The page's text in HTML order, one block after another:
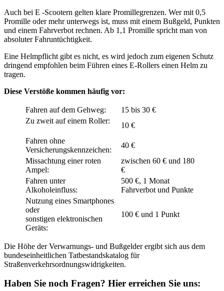
Auch bei E -Scootern gelten klare Promillegrenzen. Wer mit 0,5
Promille oder mehr unterwegs ist, muss mit einem Bußgeld, Punkten
und einem Fahrverbot rechnen. Ab 1,1 Promille spricht man von
absoluter Fahruntüchtigkeit.
Eine Helmpflicht gibt es nicht, es wird jedoch zum eigenen Schutz
dringend empfohlen beim Führen eines E-Rollers einen Helm zu
tragen.
Diese Verstöße kommen häufig vor:
Fahren auf dem Gehweg:
15 bis 30 €
Zu zweit auf einem Roller:
10 €
Fahren ohne
Versicherungskennzeichen:
40 €
Missachtung einer roten
Ampel:
zwischen 60 € und 180
€
Fahren unter
Alkoholeinfluss:
500 €, 1 Monat
Fahrverbot und Punkte
Nutzung eines Smartphones
oder
sonstigen elektronischen
Geräts:
100 € und 1 Punkt
Die Höhe der Verwarnungs- und Bußgelder ergibt sich aus dem
bundeseinheitlichen Tatbestandskatalog für
Straßenverkehrsordnungswidrigkeiten.
Haben Sie noch Fragen? Hier erreichen Sie uns: